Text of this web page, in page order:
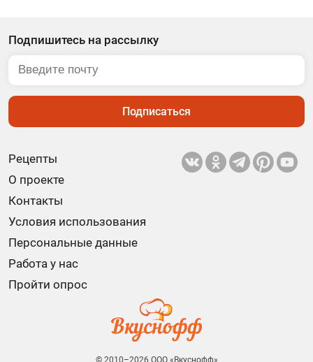
Рецепты
О проекте
Контакты
Условия использования
Персональные данные
Работа у нас
Пройти опрос
Подпишитесь на рассылку
Подписаться